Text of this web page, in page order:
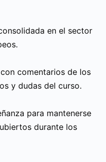
en el sector
comentarios de los
y dudas del curso.
para mantenerse
durante los